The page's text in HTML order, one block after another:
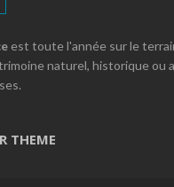
est toute l'année sur le
naturel, historique ou
THEME